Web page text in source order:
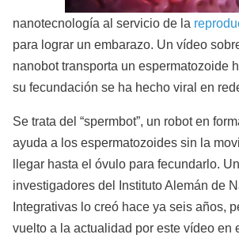
nanotecnología al servicio de la
para lograr un embarazo. Un vídeo
nanobot transporta un espermatozoide
su fecundación se ha hecho viral en
Se trata del “spermbot”, un robot en
ayuda a los espermatozoides sin la
llegar hasta el óvulo para fecundarlo.
investigadores del Instituto Alemán de
Integrativas lo creó hace ya seis años,
vuelto a la actualidad por este vídeo en